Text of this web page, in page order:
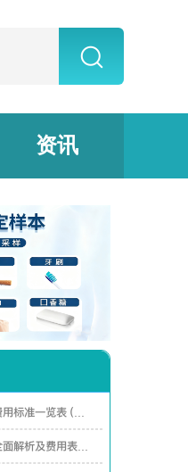
资讯
标准一览表（...
解析及费用表...